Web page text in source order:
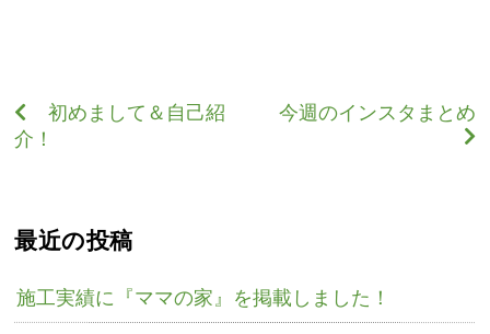
初めまして＆自己紹
介！
今週のインスタまとめ
最近の投稿
施工実績に『ママの家』を掲載しました！